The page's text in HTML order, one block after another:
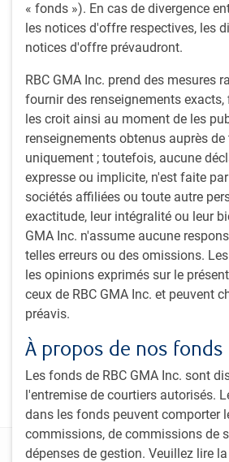
« fonds »). En cas de divergence
les notices d'offre respectives, les
notices d'offre prévaudront.
RBC GMA Inc. prend des mesures
fournir des renseignements exacts,
les croit ainsi au moment de les
renseignements obtenus auprès
uniquement ; toutefois, aucune
expresse ou implicite, n'est faite
sociétés affiliées ou toute autre
exactitude, leur intégralité ou leur
GMA Inc. n'assume aucune
telles erreurs ou des omissions.
les opinions exprimés sur le
ceux de RBC GMA Inc. et peuvent
préavis.
À propos de nos fonds
Les fonds de RBC GMA Inc. sont
l'entremise de courtiers autorisés.
dans les fonds peuvent comporter
commissions, de commissions de
dépenses de gestion. Veuillez lire
Partager cet article
Abonnez-vous à nos perspectives
Inscrivez-vous à notre bulletin
balado pour obtenir des
tendances des marchés mondiaux,
l’économie et les stratégies
institutionnels canadiens.
Bulletin Perspectives
Balado Le pouls du sector
Institutional Beat Podcast)
Déclarations